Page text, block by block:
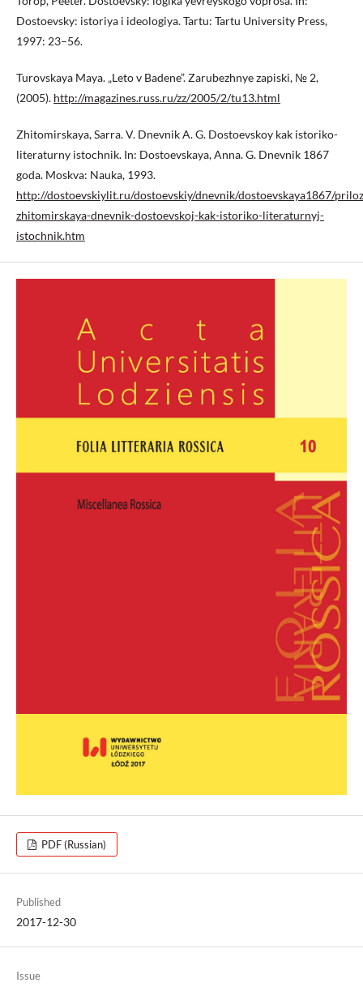
Dostoevsky: istoriya i ideologiya. Tartu: Tartu University Press,
1997: 23–56.
Turovskaya Maya. „Leto v Badene”. Zarubezhnye zapiski, № 2,
(2005). http://magazines.russ.ru/zz/2005/2/tu13.html
Zhitomirskaya, Sarra. V. Dnevnik A. G. Dostoevskoy kak istoriko-
literaturny istochnik. In: Dostoevskaya, Anna. G. Dnevnik 1867
goda. Moskva: Nauka, 1993.
http://dostoevskiylit.ru/dostoevskiy/dnevnik/dostoevskaya1867/
zhitomirskaya-dnevnik-dostoevskoj-kak-istoriko-literaturnyj-
istochnik.htm
PDF (Russian)
Published
2017-12-30
Issue